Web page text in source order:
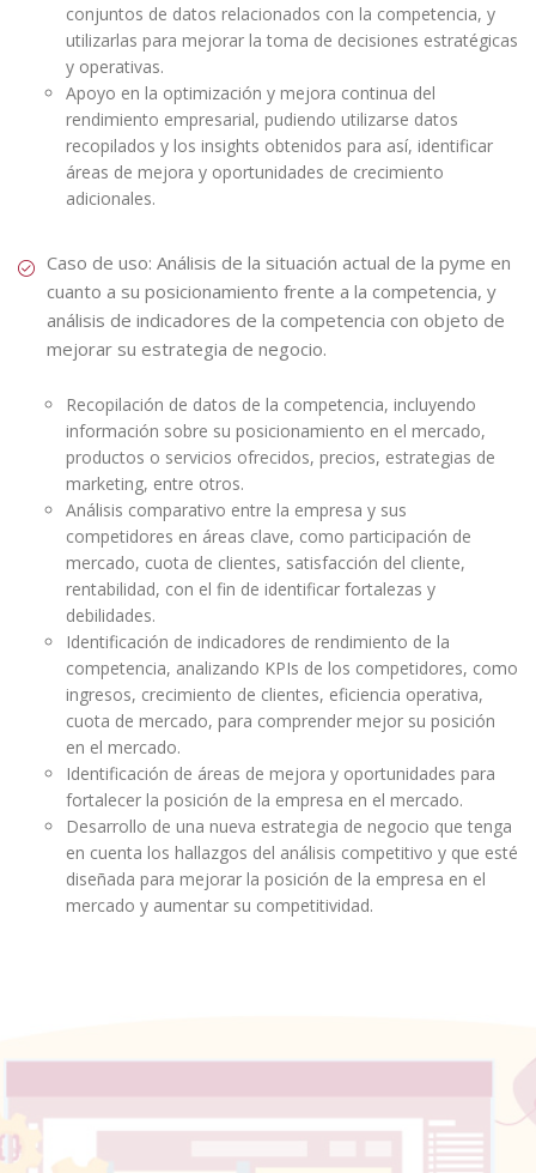
conjuntos de datos relacionados con la competencia, y
utilizarlas para mejorar la toma de decisiones estratégicas
y operativas.
Apoyo en la optimización y mejora continua del
rendimiento empresarial, pudiendo utilizarse datos
recopilados y los insights obtenidos para así, identificar
áreas de mejora y oportunidades de crecimiento
adicionales.
Caso de uso: Análisis de la situación actual de la pyme en
cuanto a su posicionamiento frente a la competencia, y
análisis de indicadores de la competencia con objeto de
mejorar su estrategia de negocio.
Recopilación de datos de la competencia, incluyendo
información sobre su posicionamiento en el mercado,
productos o servicios ofrecidos, precios, estrategias de
marketing, entre otros.
Análisis comparativo entre la empresa y sus
competidores en áreas clave, como participación de
mercado, cuota de clientes, satisfacción del cliente,
rentabilidad, con el fin de identificar fortalezas y
debilidades.
Identificación de indicadores de rendimiento de la
competencia, analizando KPIs de los competidores, como
ingresos, crecimiento de clientes, eficiencia operativa,
cuota de mercado, para comprender mejor su posición
en el mercado.
Identificación de áreas de mejora y oportunidades para
fortalecer la posición de la empresa en el mercado.
Desarrollo de una nueva estrategia de negocio que tenga
en cuenta los hallazgos del análisis competitivo y que esté
diseñada para mejorar la posición de la empresa en el
mercado y aumentar su competitividad.